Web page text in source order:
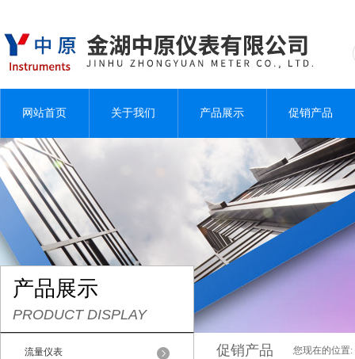
网站首页 关于我们 产品展示 促销产品
产品展示
PRODUCT DISPLAY
流量仪表 促销产品 您现在的位置: